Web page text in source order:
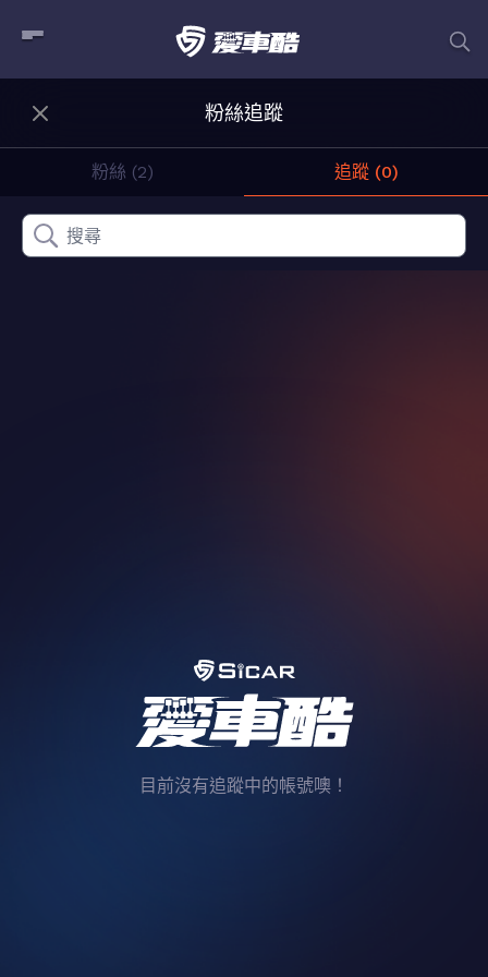
粉絲追蹤
粉絲 (2) 追蹤 (0)
目前沒有追蹤中的帳號噢！